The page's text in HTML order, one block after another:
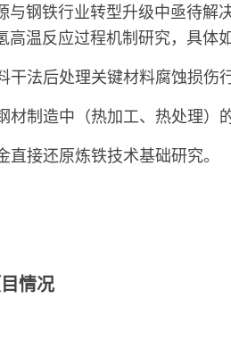
与钢铁行业转型升级中亟待解
高温反应过程机制研究，具体如
法后处理关键材料腐蚀损伤
制造中（热加工、热处理）
接还原炼铁技术基础研究。
情况